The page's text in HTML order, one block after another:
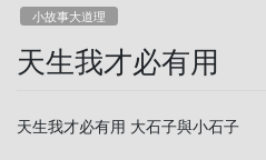
小故事大道理
天生我才必有用
天生我才必有用 大石子與小石子